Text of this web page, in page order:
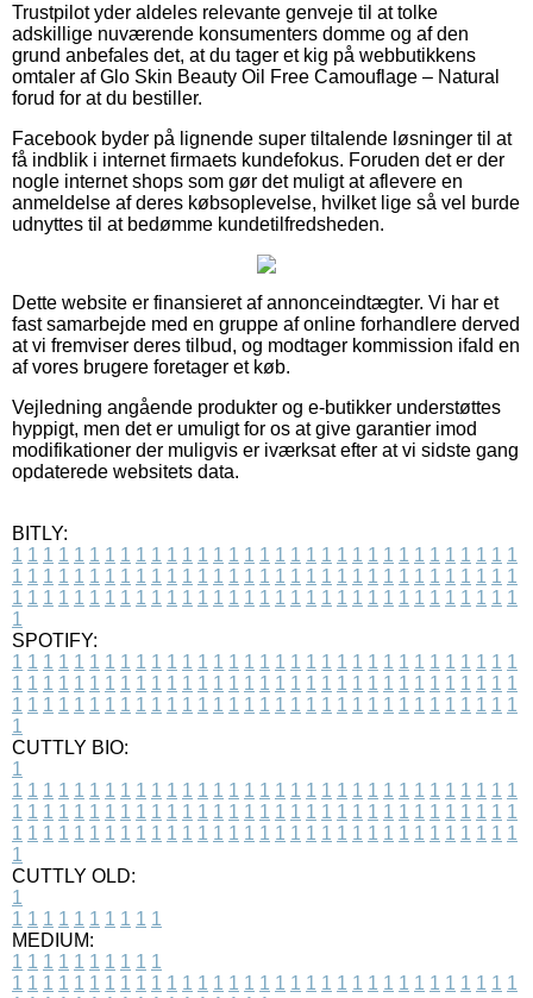
Trustpilot yder aldeles relevante genveje til at tolke
adskillige nuværende konsumenters domme og af den
grund anbefales det, at du tager et kig på webbutikkens
omtaler af Glo Skin Beauty Oil Free Camouflage – Natural
forud for at du bestiller.
Facebook byder på lignende super tiltalende løsninger til at
få indblik i internet firmaets kundefokus. Foruden det er der
nogle internet shops som gør det muligt at aflevere en
anmeldelse af deres købsoplevelse, hvilket lige så vel burde
udnyttes til at bedømme kundetilfredsheden.
Dette website er finansieret af annonceindtægter. Vi har et
fast samarbejde med en gruppe af online forhandlere derved
at vi fremviser deres tilbud, og modtager kommission ifald en
af vores brugere foretager et køb.
Vejledning angående produkter og e-butikker understøttes
hyppigt, men det er umuligt for os at give garantier imod
modifikationer der muligvis er iværksat efter at vi sidste gang
opdaterede websitets data.
BITLY:
1 1 1 1 1 1 1 1 1 1 1 1 1 1 1 1 1 1 1 1 1 1 1 1 1 1 1 1 1 1 1 1 1
1 1 1 1 1 1 1 1 1 1 1 1 1 1 1 1 1 1 1 1 1 1 1 1 1 1 1 1 1 1 1 1 1
1 1 1 1 1 1 1 1 1 1 1 1 1 1 1 1 1 1 1 1 1 1 1 1 1 1 1 1 1 1 1 1 1
1
SPOTIFY:
1 1 1 1 1 1 1 1 1 1 1 1 1 1 1 1 1 1 1 1 1 1 1 1 1 1 1 1 1 1 1 1 1
1 1 1 1 1 1 1 1 1 1 1 1 1 1 1 1 1 1 1 1 1 1 1 1 1 1 1 1 1 1 1 1 1
1 1 1 1 1 1 1 1 1 1 1 1 1 1 1 1 1 1 1 1 1 1 1 1 1 1 1 1 1 1 1 1 1
1
CUTTLY BIO:
1
1 1 1 1 1 1 1 1 1 1 1 1 1 1 1 1 1 1 1 1 1 1 1 1 1 1 1 1 1 1 1 1 1
1 1 1 1 1 1 1 1 1 1 1 1 1 1 1 1 1 1 1 1 1 1 1 1 1 1 1 1 1 1 1 1 1
1 1 1 1 1 1 1 1 1 1 1 1 1 1 1 1 1 1 1 1 1 1 1 1 1 1 1 1 1 1 1 1 1
1
CUTTLY OLD:
1
1 1 1 1 1 1 1 1 1 1
MEDIUM:
1 1 1 1 1 1 1 1 1 1
1 1 1 1 1 1 1 1 1 1 1 1 1 1 1 1 1 1 1 1 1 1 1 1 1 1 1 1 1 1 1 1 1